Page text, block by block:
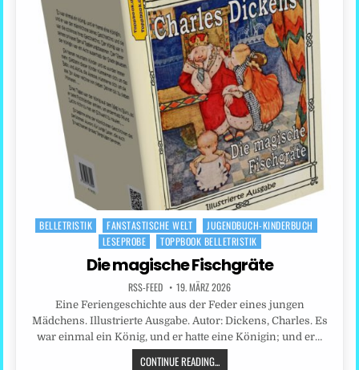
Posted
BELLETRISTIK FANSTASTISCHE WELT
JUGENDBUCH-KINDERBUCH
LESEPROBE
TOPPBOOK BELLETRISTIK
Die magische Fischgräte
RSS-FEED 19. MÄRZ 2026
Eine Feriengeschichte aus der Feder eines jungen
Mädchens. Illustrierte Ausgabe. Autor: Dickens, Charles. Es
war einmal ein König, und er hatte eine Königin; und er…
CONTINUE READING...